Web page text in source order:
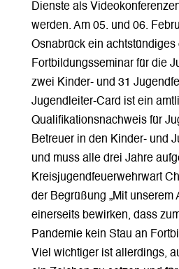
Dienste als
werden. Am 05. und 06.
Osnabrück ein achtstündiges
Fortbildungsseminar für die
zwei Kinder- und 31
Jugendleiter-Card ist ein
Qualifikationsnachweis für
Betreuer in den Kinder- und
und muss alle drei Jahre
Kreisjugendfeuerwehrwart
der Begrüßung „Mit unserem
einerseits bewirken, dass
Pandemie kein Stau an
Viel wichtiger ist allerdings,